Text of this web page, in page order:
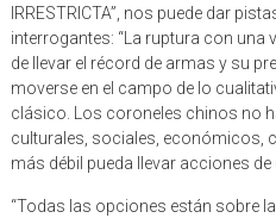
interrogantes: “La ruptura con una
de llevar el récord de armas y su
moverse en el campo de lo
clásico. Los coroneles chinos no
culturales, sociales, económicos,
más débil pueda llevar acciones
Trump para darle continuidad a la